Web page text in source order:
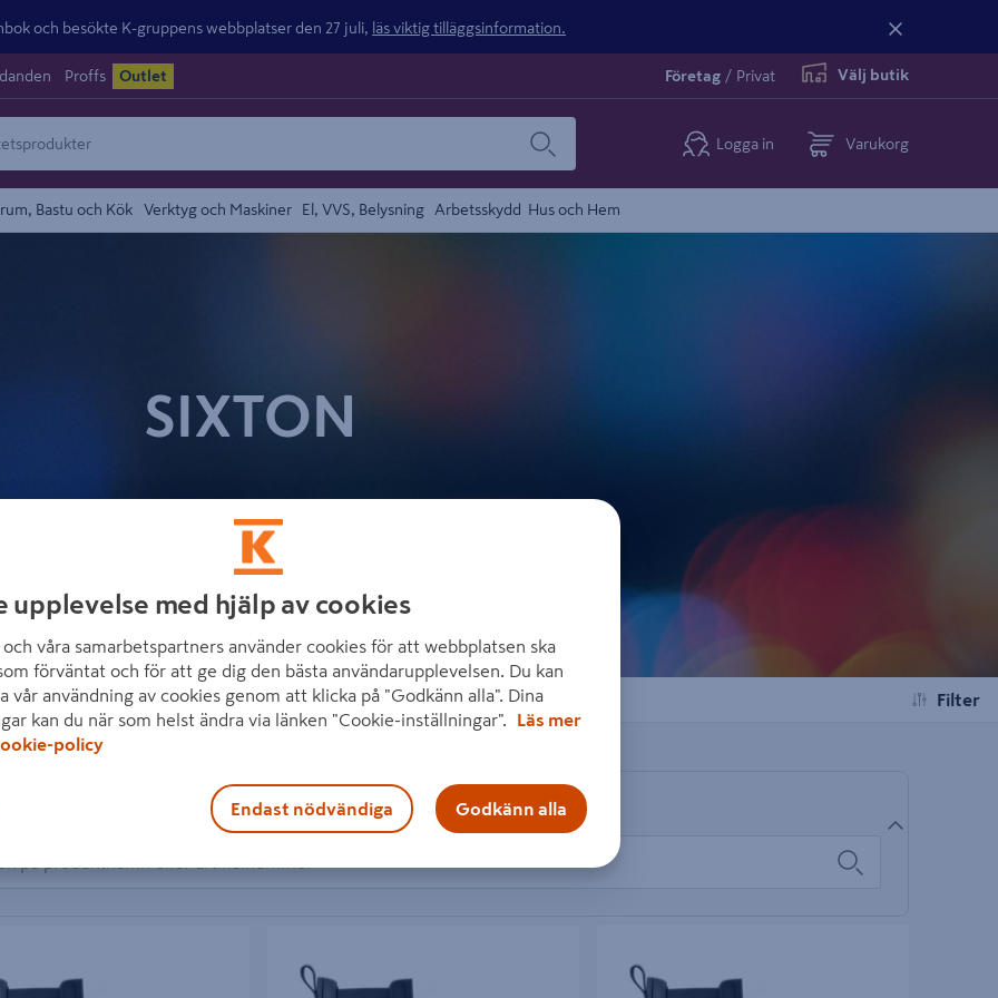
och besökte K-gruppens webbplatser den 27 juli, läs viktig tilläggsinformation.
Proffs Outlet Företag / Privat Välj butik
Logga in Varukorg
Bastu och Kök Verktyg och Maskiner El, VVS, Belysning Arbetsskydd Hus och Hem
SIXTON
Filter
produkter
SIXTON
upplevelse med hjälp av cookies
våra samarbetspartners använder cookies för att webbplatsen ska
förväntat och för att ge dig den bästa användarupplevelsen. Du kan
vår användning av cookies genom att klicka på "Godkänn alla". Dina
kan du när som helst ändra via länken "Cookie-inställningar".
Läs mer
policy
Endast nödvändiga Godkänn alla